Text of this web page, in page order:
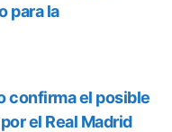
para la
confirma el posible
el Real Madrid